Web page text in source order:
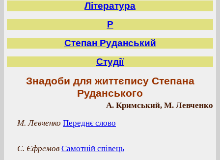
Література
Р
Степан Руданський
Студії
Знадоби для життєпису Степана
Руданського
А. Кримський, М. Левченко
М. Левченко Переднє слово
С. Єфремов Самотній співець